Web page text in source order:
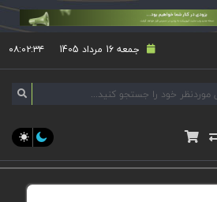
جمعه 16 مرداد 1405 ۰۸:۰۲:۳۵